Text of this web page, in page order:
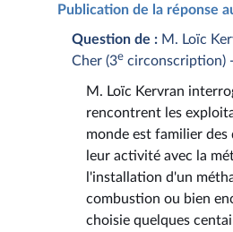
Publication de la réponse
Question de : M. Loïc
Cher (3e circonscription)
M. Loïc Kervran
rencontrent les
monde est familier
leur activité avec la
l'installation d'un
combustion ou bien
choisie quelques